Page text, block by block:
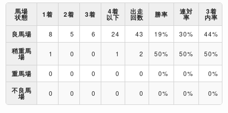
馬場
状態 1着 2着 3着 4着
以下
出走
回数 勝率 連対
率
3着
内率
良馬場
8 5 6 24 43 19% 30% 44%
稍重馬
場 1 0 0 1 2 50% 50% 50%
重馬場 0 0 0 0 0 0% 0% 0%
不良馬
場 0 0 0 0 0 0% 0% 0%